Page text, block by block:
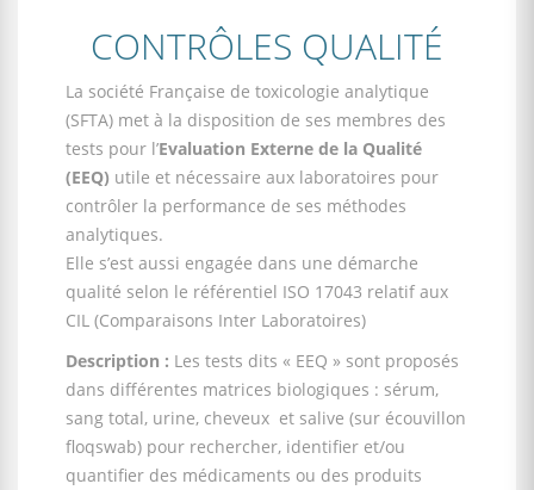
CONTRÔLES QUALITÉ
La société Française de toxicologie analytique
(SFTA) met à la disposition de ses membres des
tests pour l’Evaluation Externe de la Qualité
(EEQ) utile et nécessaire aux laboratoires pour
contrôler la performance de ses méthodes
analytiques.
Elle s’est aussi engagée dans une démarche
qualité selon le référentiel ISO 17043 relatif aux
CIL (Comparaisons Inter Laboratoires)
Description : Les tests dits « EEQ » sont proposés
dans différentes matrices biologiques : sérum,
sang total, urine, cheveux et salive (sur écouvillon
floqswab) pour rechercher, identifier et/ou
quantifier des médicaments ou des produits